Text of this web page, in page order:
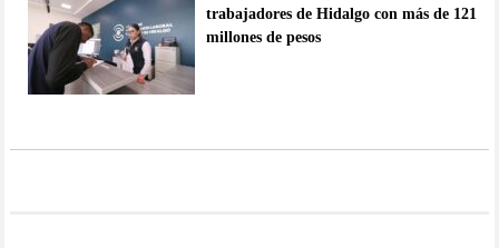
trabajadores de Hidalgo con más de 121
millones de pesos